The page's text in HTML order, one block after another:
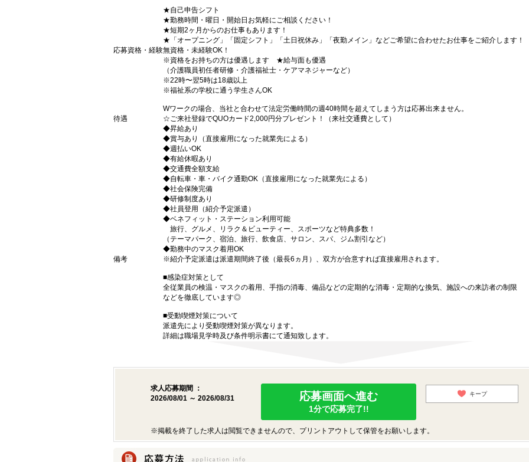
★自己申告シフト
★勤務時間・曜日・開始日お気軽にご相談ください！
★短期2ヶ月からのお仕事もあります！
★「オープニング」「固定シフト」「土日祝休み」「夜勤メイン」などご希望に合わせたお仕事をご紹介します！
応募資格・経験無資格・未経験OK！
※資格をお持ちの方は優遇します ★給与面も優遇
（介護職員初任者研修・介護福祉士・ケアマネジャーなど）
※22時〜翌5時は18歳以上
※福祉系の学校に通う学生さんOK
Wワークの場合、当社と合わせて法定労働時間の週40時間を超えてしまう方は応募出来ません。
待遇
☆ご来社登録でQUOカード2,000円分プレゼント！（来社交通費として）
◆昇給あり
◆賞与あり（直接雇用になった就業先による）
◆週払いOK
◆有給休暇あり
◆交通費全額支給
◆自転車・車・バイク通勤OK（直接雇用になった就業先による）
◆社会保険完備
◆研修制度あり
◆社員登用（紹介予定派遣）
◆ベネフィット・ステーション利用可能
旅行、グルメ、リラク＆ビューティー、スポーツなど特典多数！
（テーマパーク、宿泊、旅行、飲食店、サロン、スパ、ジム割引など）
◆勤務中のマスク着用OK
備考
※紹介予定派遣は派遣期間終了後（最長6ヵ月）、双方が合意すれば直接雇用されます。
■感染症対策として
全従業員の検温・マスクの着用、手指の消毒、備品などの定期的な消毒・定期的な換気、施設への来訪者の制限
などを徹底しています◎
■受動喫煙対策について
派遣先により受動喫煙対策が異なります。
詳細は職場見学時及び条件明示書にて通知致します。
求人応募期間 ：
2026/08/01 ～ 2026/08/31
応募画面へ進む
1分で応募完了!!
キープ
※掲載を終了した求人は閲覧できませんので、プリントアウトして保管をお願いします。